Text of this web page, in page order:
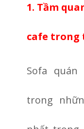
1. Tầm
cafe trong
Sofa
trong